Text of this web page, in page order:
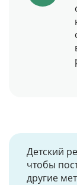
Детский
чтобы
другие